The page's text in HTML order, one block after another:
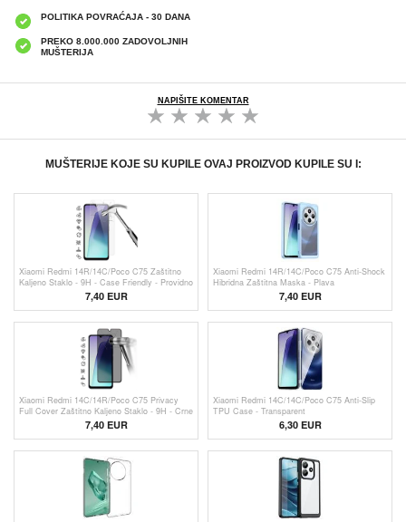
POLITIKA POVRAĆAJA - 30 DANA
PREKO 8.000.000 ZADOVOLJNIH
MUŠTERIJA
NAPIŠITE KOMENTAR
MUŠTERIJE KOJE SU KUPILE OVAJ PROIZVOD KUPILE SU I:
Xiaomi Redmi 14R/14C/Poco C75 Zaštitno
Kaljeno Staklo - 9H - Case Friendly - Providno
7,40 EUR
Xiaomi Redmi 14R/14C/Poco C75 Anti-Shock
Hibridna Zaštitna Maska - Plava
7,40 EUR
Xiaomi Redmi 14C/14R/Poco C75 Privacy
Full Cover Zaštitno Kaljeno Staklo - 9H - Crne
7,40 EUR
Xiaomi Redmi 14C/14C/Poco C75 Anti-Slip
TPU Case - Transparent
6,30 EUR